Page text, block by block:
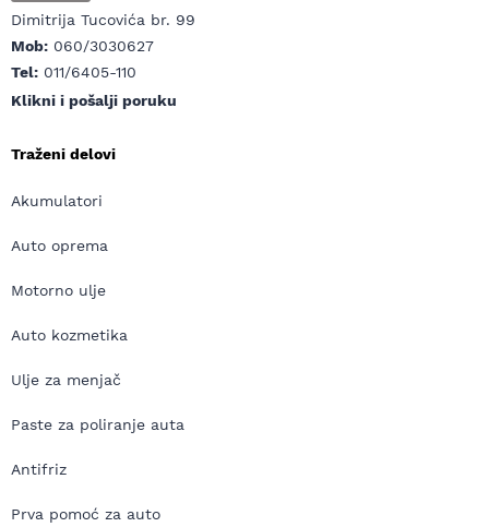
Dimitrija Tucovića br. 99
Mob: 060/3030627
Tel: 011/6405-110
Klikni i pošalji poruku
Traženi delovi
Akumulatori
Auto oprema
Motorno ulje
Auto kozmetika
Ulje za menjač
Paste za poliranje auta
Antifriz
Prva pomoć za auto